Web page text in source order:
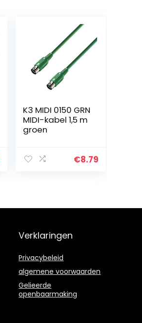
K3 MIDI 0150 GRN
MIDI-kabel 1,5 m
groen
€8.79
Verklaringen
Privacybeleid
algemene voorwaarden
Gelieerde
openbaarmaking